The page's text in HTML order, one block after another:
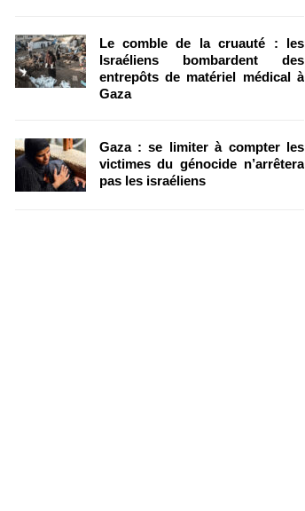
Le comble de la cruauté : les
Israéliens bombardent des
entrepôts de matériel médical à
Gaza
Gaza : se limiter à compter les
victimes du génocide n’arrêtera
pas les israéliens